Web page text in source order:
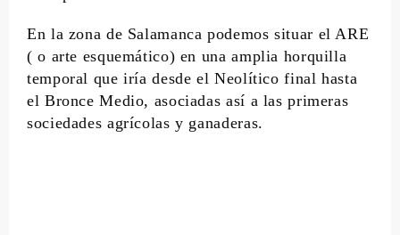
En la zona de Salamanca podemos situar el ARE
( o arte esquemático) en una amplia horquilla
temporal que iría desde el Neolítico final hasta
el Bronce Medio, asociadas así a las primeras
sociedades agrícolas y ganaderas.